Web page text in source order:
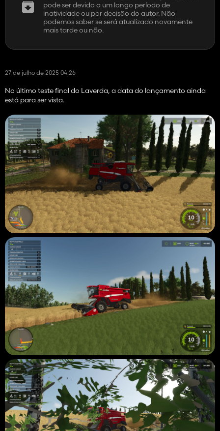
pode ser devido a um longo período de
inatividade ou por decisão do autor. Não
podemos saber se será atualizado novamente
mais tarde ou não.
27 de julho de 2025 04:26
No último teste final do Laverda, a data do lançamento ainda
está para ser vista.